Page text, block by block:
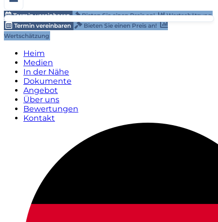
Termin vereinbaren Bieten Sie einen Preis an!
Wertschätzung
Termin vereinbaren
Bieten Sie einen Preis an!
Wertschätzung
Heim
Medien
In der Nähe
Dokumente
Angebot
Über uns
Bewertungen
Kontakt